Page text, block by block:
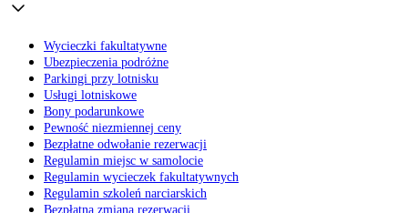
Wycieczki fakultatywne
Ubezpieczenia podróżne
Parkingi przy lotnisku
Usługi lotniskowe
Bony podarunkowe
Pewność niezmiennej ceny
Bezpłatne odwołanie rezerwacji
Regulamin miejsc w samolocie
Regulamin wycieczek fakultatywnych
Regulamin szkoleń narciarskich
Bezpłatna zmiana rezerwacji